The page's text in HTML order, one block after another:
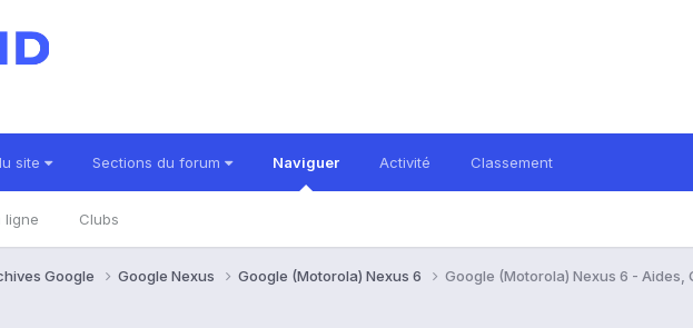
site Sections du forum Naviguer
ligne Clubs
Activité Classement
Google Google Nexus Google (Motorola) Nexus 6 Google (Motorola) Nexus 6 - Aides,